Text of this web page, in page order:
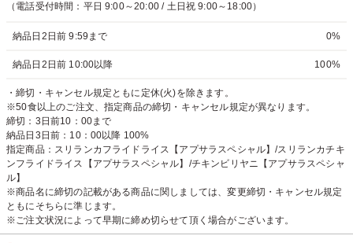
（電話受付時間：平日 9:00～20:00 / 土日祝 9:00～18:00）
納品日2日前 9:59まで 0%
納品日2日前 10:00以降 100%
・締切・キャンセル規定ともに定休(火)を除きます。
※50食以上のご注文、指定商品の締切・キャンセル規定が異なります。
締切：3日前10：00まで
納品日3日前：10：00以降 100%
指定商品：スリランカフライドライス【アプサラスペシャル】/スリランカチキ
ンフライドライス【アプサラスペシャル】/チキンビリヤニ【アプサラスペシャ
ル】
※商品名に締切の記載がある商品に関しましては、変更締切・キャンセル規定
ともにそちらに準じます。
※ご注文状況によって早期に締め切らせて頂く場合がございます。